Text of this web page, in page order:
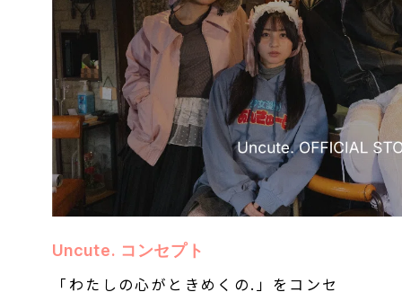
Uncute. コンセプト
「わたしの心がときめくの.」をコンセ